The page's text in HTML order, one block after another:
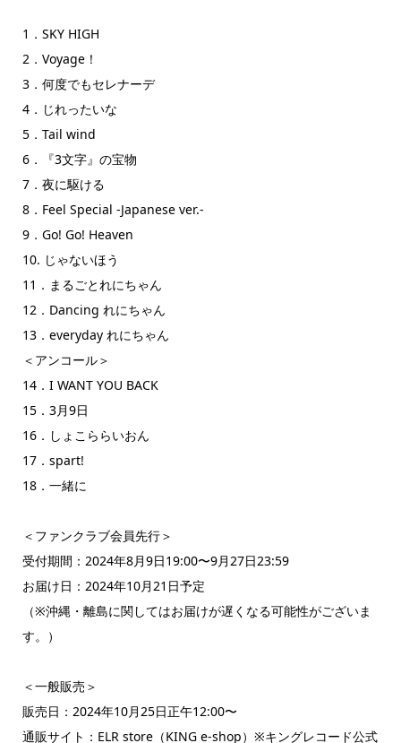
1．SKY HIGH
2．Voyage！
3．何度でもセレナーデ
4．じれったいな
5．Tail wind
6．『3文字』の宝物
7．夜に駆ける
8．Feel Special -Japanese ver.-
9．Go! Go! Heaven
10. じゃないほう
11．まるごとれにちゃん
12．Dancing れにちゃん
13．everyday れにちゃん
＜アンコール＞
14．I WANT YOU BACK
15．3月9日
16．しょこららいおん
17．spart!
18．一緒に
＜ファンクラブ会員先行＞
受付期間：2024年8月9日19:00〜9月27日23:59
お届け日：2024年10月21日予定
（※沖縄・離島に関してはお届けが遅くなる可能性がございま
す。）
＜一般販売＞
販売日：2024年10月25日正午12:00〜
通販サイト：ELR store（KING e-shop）※キングレコード公式